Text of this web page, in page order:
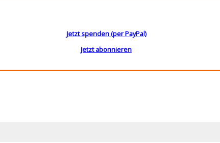
Jetzt spenden (per PayPal)
Jetzt abonnieren